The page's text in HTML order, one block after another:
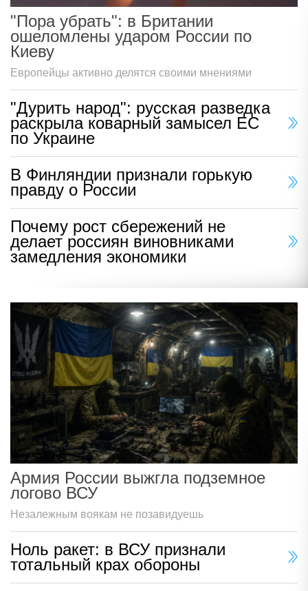
"Пора убрать": в Британии
ошеломлены ударом России по
Киеву
Европейцы активно делятся своими мнениями
"Дурить народ": русская разведка
раскрыла коварный замысел ЕС
по Украине
В Финляндии признали горькую
правду о России
Почему рост сбережений не
делает россиян виновниками
замедления экономики
Армия России выжгла подземное
логово ВСУ
Незалежным воякам не позавидуешь
Ноль ракет: в ВСУ признали
тотальный крах обороны